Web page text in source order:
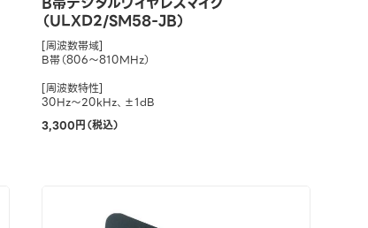
（ULXD2/SM58-JB）
[周波数帯域]
B帯（806～810MHz）
[周波数特性]
30Hz～20kHz、±1dB
3,300円（税込）